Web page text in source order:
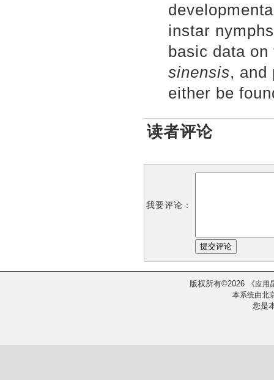
instar
basic data
sinensis, and
either be
读者评论
我要评论：
版权所有©2026 《应用
本系统由北
您是